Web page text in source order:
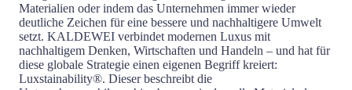
Materialien oder indem das Unternehmen immer wieder
deutliche Zeichen für eine bessere und nachhaltigere Umwelt
setzt. KALDEWEI verbindet modernen Luxus mit
nachhaltigem Denken, Wirtschaften und Handeln – und hat für
diese globale Strategie einen eigenen Begriff kreiert:
Luxstainability®. Dieser beschreibt die